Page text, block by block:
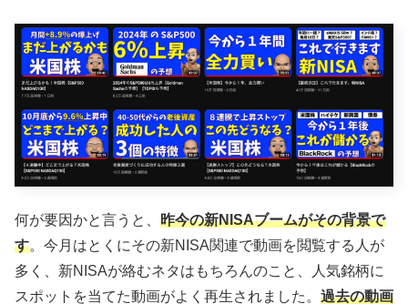
何が要因かと言うと、 昨今の新NISAブームがその背景で
す。今月はとくにその新NISA関連で動画を閲覧する人が
多く、新NISAが絡むネタはもちろんのこと、人気銘柄に
スポットを当てた動画がよく再生されました。 過去の動画